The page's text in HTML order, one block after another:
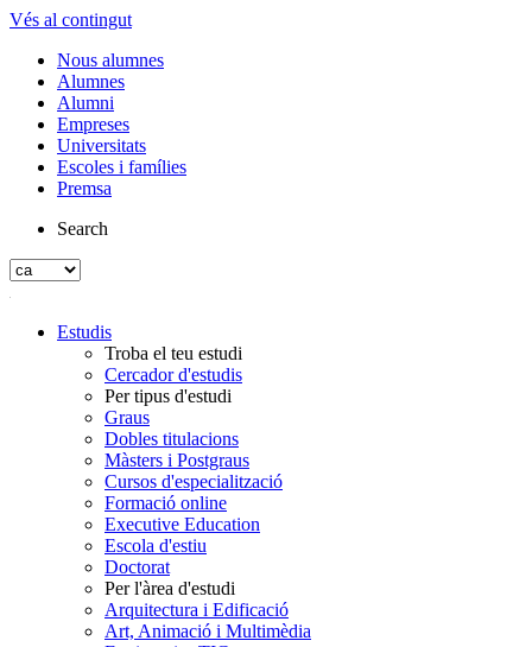
Vés al contingut
Nous alumnes
Alumnes
Alumni
Empreses
Universitats
Escoles i famílies
Premsa
Search
Estudis
Troba el teu estudi
Cercador d'estudis
Per tipus d'estudi
Graus
Dobles titulacions
Màsters i Postgraus
Cursos d'especialització
Formació online
Executive Education
Escola d'estiu
Doctorat
Per l'àrea d'estudi
Arquitectura i Edificació
Art, Animació i Multimèdia